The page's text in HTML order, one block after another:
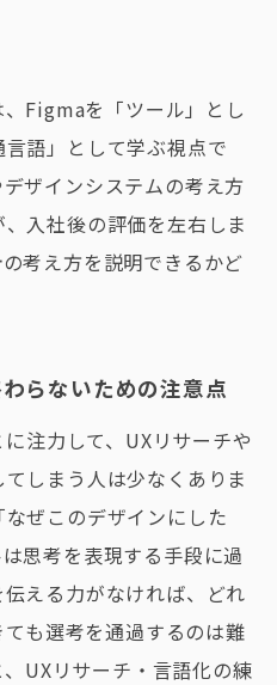
Figmaを「ツール」とし
語」として学ぶ視点で
ザインシステムの考え方
入社後の評価を左右しま
考え方を説明できるかど
らないための注意点
注力して、UXリサーチや
しまう人は少なくありま
ぜこのデザインにした
思考を表現する手段に過
える力がなければ、どれ
も選考を通過するのは難
UXリサーチ・言語化の練